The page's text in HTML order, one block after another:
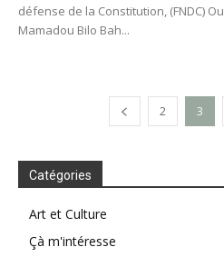
défense de la Constitution, (FNDC)
Mamadou Bilo Bah...
2 3
Catégories
Art et Culture
Çà m'intéresse